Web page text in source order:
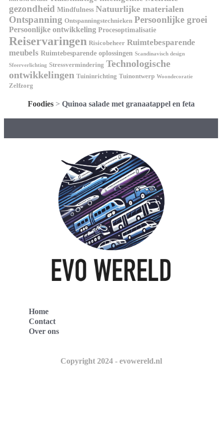
gezondheid Mindfulness Natuurlijke materialen
Ontspanning Ontspanningstechnieken Persoonlijke groei
Persoonlijke ontwikkeling Procesoptimalisatie
Reiservaringen Risicobeheer Ruimtebesparende
meubels Ruimtebesparende oplossingen Scandinavisch design
Sfeerverlichting Stressvermindering Technologische
ontwikkelingen Tuininrichting Tuinontwerp Woondecoratie
Zelfzorg
Foodies> Quinoa salade met granaatappel en feta
Home
Contact
Over ons
Copyright 2024 - evowereld.nl